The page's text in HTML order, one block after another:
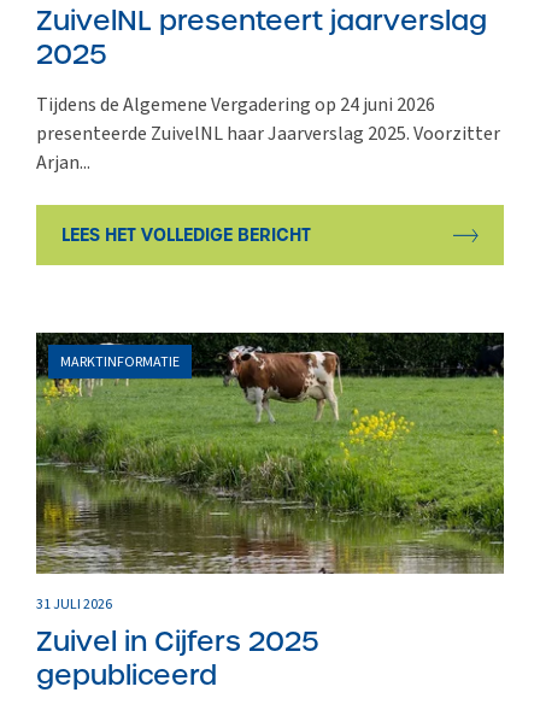
ZuivelNL presenteert jaarverslag
2025
Tijdens de Algemene Vergadering op 24 juni 2026
presenteerde ZuivelNL haar Jaarverslag 2025. Voorzitter
Arjan...
LEES HET VOLLEDIGE BERICHT
MARKTINFORMATIE
31 JULI 2026
Zuivel in Cijfers 2025
gepubliceerd